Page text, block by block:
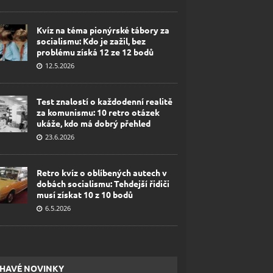
Kvíz na téma pionýrské tábory za
socialismu: Kdo je zažil, bez
problému získá 12 ze 12 bodů
12.5.2026
Test znalostí o každodenní realitě
za komunismu: 10 retro otázek
ukáže, kdo má dobrý přehled
23.6.2026
Retro kvíz o oblíbených autech v
dobách socialismu: Tehdejší řidiči
musí získat 10 z 10 bodů
6.5.2026
NOVINKY